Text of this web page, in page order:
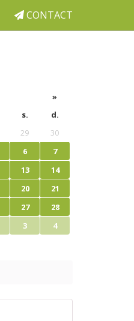
CONTACT
»
s.
d.
29
30
6
7
13
14
20
21
27
28
3 4